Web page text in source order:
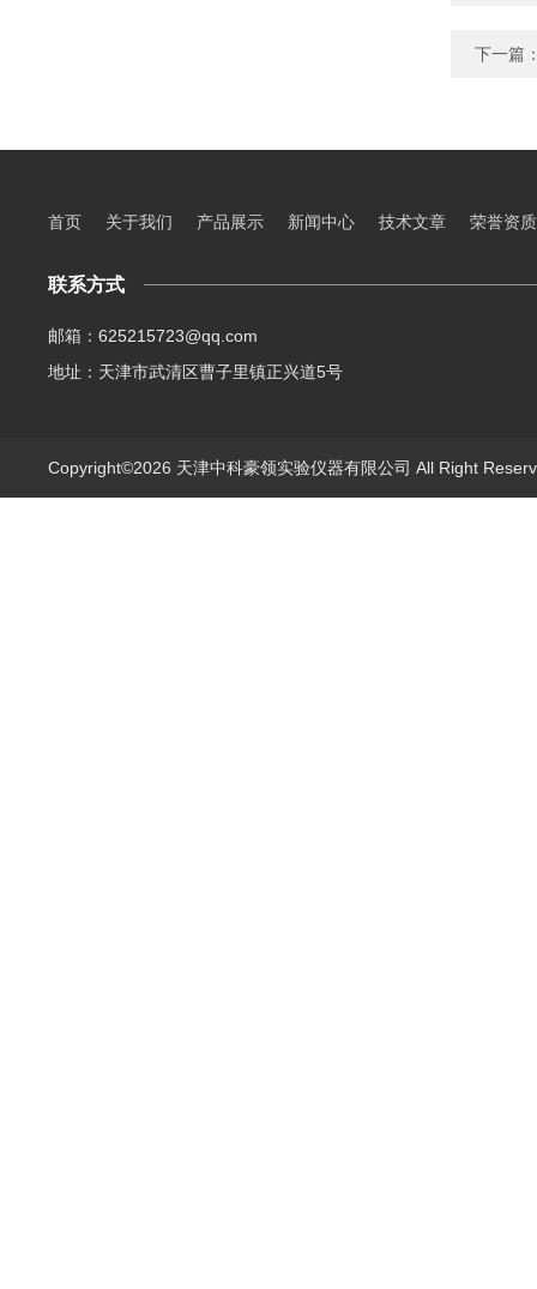
下一篇
首页 关于我们 产品展示 新闻中心 技术文章 荣誉资质
联系方式
邮箱：625215723@qq.com
地址：天津市武清区曹子里镇正兴道5号
Copyright©2026 天津中科豪领实验仪器有限公司 All Right